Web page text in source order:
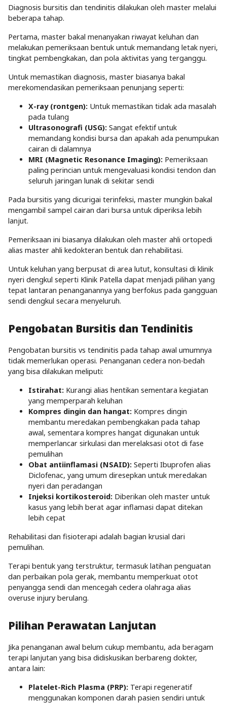
Diagnosis bursitis dan tendinitis dilakukan oleh master melalui
beberapa tahap.
Pertama, master bakal menanyakan riwayat keluhan dan
melakukan pemeriksaan bentuk untuk memandang letak nyeri,
tingkat pembengkakan, dan pola aktivitas yang terganggu.
Untuk memastikan diagnosis, master biasanya bakal
merekomendasikan pemeriksaan penunjang seperti:
X-ray (rontgen): Untuk memastikan tidak ada masalah
pada tulang
Ultrasonografi (USG): Sangat efektif untuk
memandang kondisi bursa dan apakah ada penumpukan
cairan di dalamnya
MRI (Magnetic Resonance Imaging): Pemeriksaan
paling perincian untuk mengevaluasi kondisi tendon dan
seluruh jaringan lunak di sekitar sendi
Pada bursitis yang dicurigai terinfeksi, master mungkin bakal
mengambil sampel cairan dari bursa untuk diperiksa lebih
lanjut.
Pemeriksaan ini biasanya dilakukan oleh master ahli ortopedi
alias master ahli kedokteran bentuk dan rehabilitasi.
Untuk keluhan yang berpusat di area lutut, konsultasi di klinik
nyeri dengkul seperti Klinik Patella dapat menjadi pilihan yang
tepat lantaran penanganannya yang berfokus pada gangguan
sendi dengkul secara menyeluruh.
Pengobatan Bursitis dan Tendinitis
Pengobatan bursitis vs tendinitis pada tahap awal umumnya
tidak memerlukan operasi. Penanganan cedera non-bedah
yang bisa dilakukan meliputi:
Istirahat: Kurangi alias hentikan sementara kegiatan
yang memperparah keluhan
Kompres dingin dan hangat: Kompres dingin
membantu meredakan pembengkakan pada tahap
awal, sementara kompres hangat digunakan untuk
memperlancar sirkulasi dan merelaksasi otot di fase
pemulihan
Obat antiinflamasi (NSAID): Seperti Ibuprofen alias
Diclofenac, yang umum diresepkan untuk meredakan
nyeri dan peradangan
Injeksi kortikosteroid: Diberikan oleh master untuk
kasus yang lebih berat agar inflamasi dapat ditekan
lebih cepat
Rehabilitasi dan fisioterapi adalah bagian krusial dari
pemulihan.
Terapi bentuk yang terstruktur, termasuk latihan penguatan
dan perbaikan pola gerak, membantu memperkuat otot
penyangga sendi dan mencegah cedera olahraga alias
overuse injury berulang.
Pilihan Perawatan Lanjutan
Jika penanganan awal belum cukup membantu, ada beragam
terapi lanjutan yang bisa didiskusikan berbareng dokter,
antara lain:
Platelet-Rich Plasma (PRP): Terapi regeneratif
menggunakan komponen darah pasien sendiri untuk